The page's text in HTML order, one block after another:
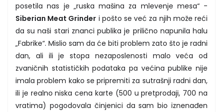
posetila nas je „ruska mašina za mlevenje mesa“ -
Siberian Meat Grinder i pošto se već za njih može reći
da su naši stari znanci publika je prilično napunila halu
„Fabrike“. Mislio sam da će biti problem zato što je radni
dan, ali ili je stopa nezaposlenosti malo veća od
zvaničnih statističkih podataka pa većina publike nije
imala problem kako se pripremiti za sutrašnji radni dan,
ili je realno niska cena karte (500 u pretprodaji, 700 na
vratima) pogodovala činjenici da sam bio iznenađen